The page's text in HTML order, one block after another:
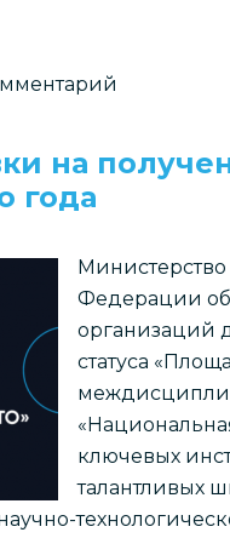
на
года
Федерации
организаций
статуса
ключевых
талантливых